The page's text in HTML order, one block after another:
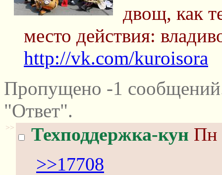
двощ, как
место действия:
http://vk.com/kuroisora
Пропущено -1
"Ответ".
>> Техподдержка-кун Пн
>>17708